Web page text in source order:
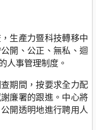
生產力暨科技轉移中
開、公正、無私、迴
人事管理制度。
期間，按要求全力配
廉署的跟進。中心將
開透明地進行聘用人